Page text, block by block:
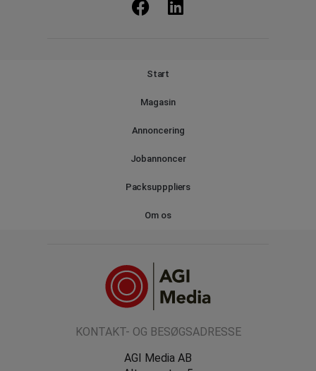
Start
Magasin
Annoncering
Jobannoncer
Packsupppliers
Om os
KONTAKT- OG BESØGSADRESSE
AGI Media AB